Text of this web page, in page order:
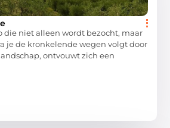
die niet alleen wordt bezocht, maar
je de kronkelende wegen volgt door
ontvouwt zich een